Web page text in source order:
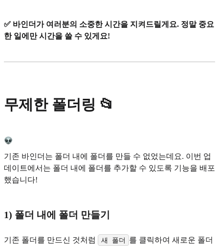
✅ 바인더가 여러분의 소중한 시간을 지켜드릴게요. 정말 중요
한 일에만 시간을 쓸 수 있게요!
무제한 폴더링 📂
기존 바인더는 폴더 내에 폴더를 만들 수 없었는데요. 이번 업
데이트에서는 폴더 내에 폴더를 추가할 수 있도록 기능을 배포
했습니다!
1) 폴더 내에 폴더 만들기
기존 폴더를 만드신 것처럼 새 폴더
를 클릭하여 새로운 폴더